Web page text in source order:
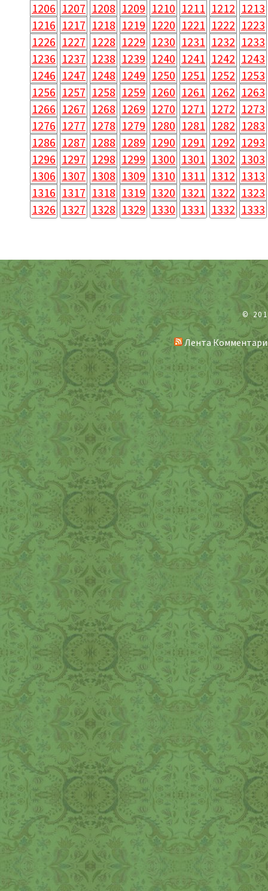
1206 1207 1208 1209 1210 1211 1212 1213
1216 1217 1218 1219 1220 1221 1222 1223
1226 1227 1228 1229 1230 1231 1232 1233
1236 1237 1238 1239 1240 1241 1242 1243
1246 1247 1248 1249 1250 1251 1252 1253
1256 1257 1258 1259 1260 1261 1262 1263
1266 1267 1268 1269 1270 1271 1272 1273
1276 1277 1278 1279 1280 1281 1282 1283
1286 1287 1288 1289 1290 1291 1292 1293
1296 1297 1298 1299 1300 1301 1302 1303
1306 1307 1308 1309 1310 1311 1312 1313
1316 1317 1318 1319 1320 1321 1322 1323
1326 1327 1328 1329 1330 1331 1332 1333
©
Лента